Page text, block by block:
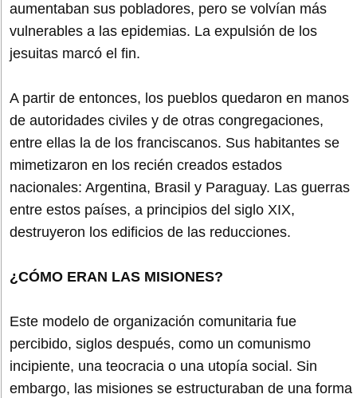
aumentaban sus pobladores, pero se volvían más
vulnerables a las epidemias. La expulsión de los
jesuitas marcó el fin.
A partir de entonces, los pueblos quedaron en manos
de autoridades civiles y de otras congregaciones,
entre ellas la de los franciscanos. Sus habitantes se
mimetizaron en los recién creados estados
nacionales: Argentina, Brasil y Paraguay. Las guerras
entre estos países, a principios del siglo XIX,
destruyeron los edificios de las reducciones.
¿CÓMO ERAN LAS MISIONES?
Este modelo de organización comunitaria fue
percibido, siglos después, como un comunismo
incipiente, una teocracia o una utopía social. Sin
embargo, las misiones se estructuraban de una forma